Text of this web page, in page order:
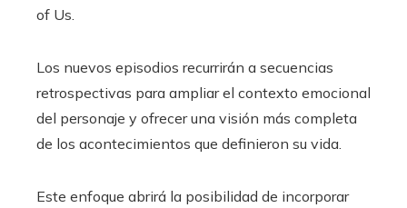
of Us.
Los nuevos episodios recurrirán a secuencias
retrospectivas para ampliar el contexto emocional
del personaje y ofrecer una visión más completa
de los acontecimientos que definieron su vida.
Este enfoque abrirá la posibilidad de incorporar